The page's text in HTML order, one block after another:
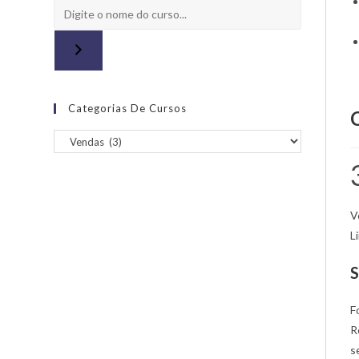
Categorias De Cursos